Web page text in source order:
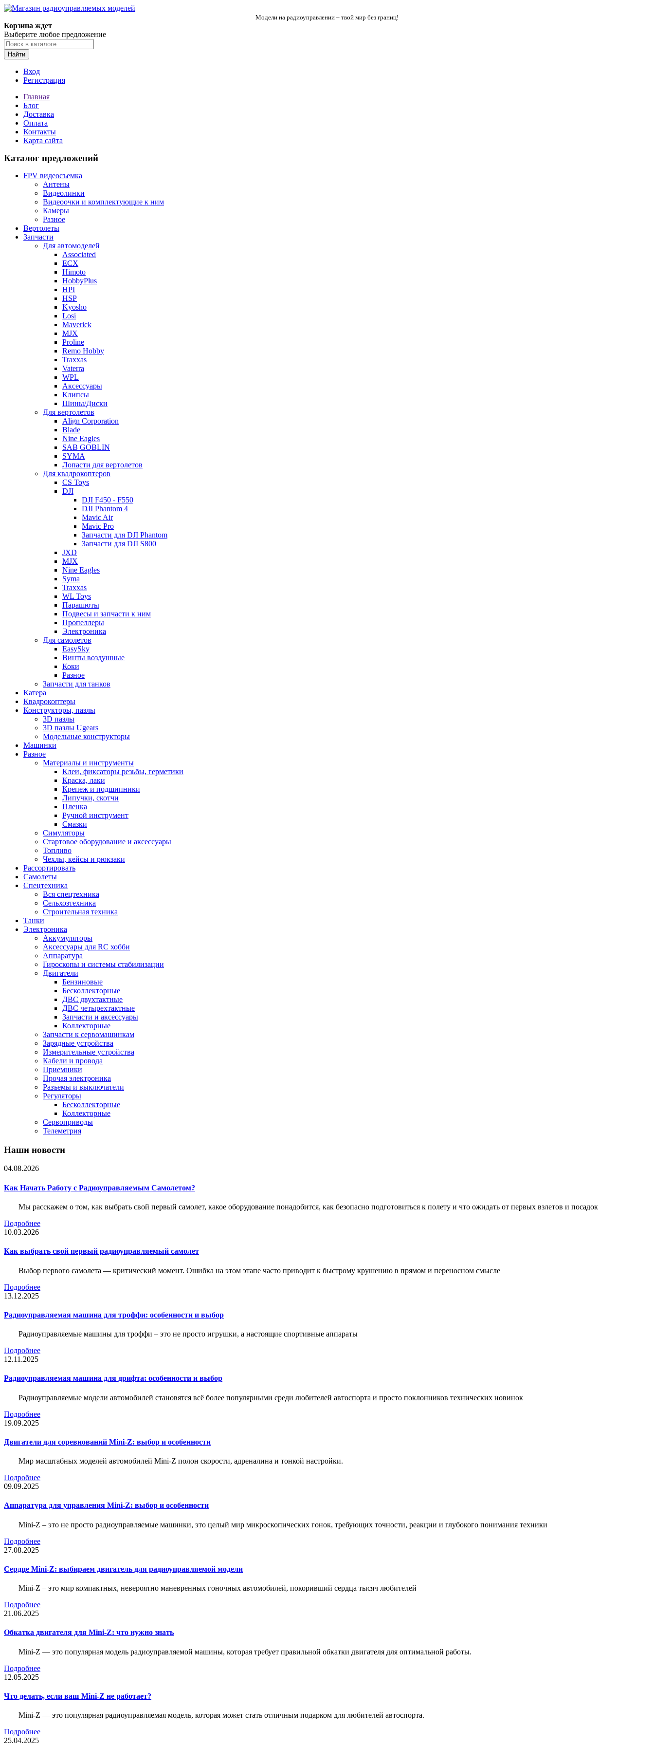
Модели на радиоуправлении – твой мир без границ!
Корзина ждет
Выберите любое предложение
Найти
Вход
Регистрация
Главная
Блог
Доставка
Оплата
Контакты
Карта сайта
Каталог предложений
FPV видеосъемка
Антены
Видеолинки
Видеоочки и комплектующие к ним
Камеры
Разное
Вертолеты
Запчасти
Для автомоделей
Associated
ECX
Himoto
HobbyPlus
HPI
HSP
Kyosho
Losi
Maverick
MJX
Proline
Remo Hobby
Traxxas
Vaterra
WPL
Аксессуары
Клипсы
Шины/Диски
Для вертолетов
Align Corporation
Blade
Nine Eagles
SAB GOBLIN
SYMA
Лопасти для вертолетов
Для квадрокоптеров
CS Toys
DJI
DJI F450 - F550
DJI Phantom 4
Mavic Air
Mavic Pro
Запчасти для DJI Phantom
Запчасти для DJI S800
JXD
MJX
Nine Eagles
Syma
Traxxas
WL Toys
Парашюты
Подвесы и запчасти к ним
Пропеллеры
Электроника
Для самолетов
EasySky
Винты воздушные
Коки
Разное
Запчасти для танков
Катера
Квадрокоптеры
Конструкторы, пазлы
3D пазлы
3D пазлы Ugears
Модельные конструкторы
Машинки
Разное
Материалы и инструменты
Клеи, фиксаторы резьбы, герметики
Краска, лаки
Крепеж и подшипники
Липучки, скотчи
Пленка
Ручной инструмент
Смазки
Симуляторы
Стартовое оборудование и аксессуары
Топливо
Чехлы, кейсы и рюкзаки
Рассортировать
Самолеты
Спецтехника
Вся спецтехника
Сельхозтехника
Строительная техника
Танки
Электроника
Аккумуляторы
Аксессуары для RC хобби
Аппаратура
Гироскопы и системы стабилизации
Двигатели
Бензиновые
Бесколлекторные
ДВС двухтактные
ДВС четырехтактные
Запчасти и аксессуары
Коллекторные
Запчасти к сервомашинкам
Зарядные устройства
Измерительные устройства
Кабели и провода
Приемники
Прочая электроника
Разъемы и выключатели
Регуляторы
Бесколлекторные
Коллекторные
Сервоприводы
Телеметрия
Наши новости
04.08.2026
Как Начать Работу с Радиоуправляемым Самолетом?
Мы расскажем о том, как выбрать свой первый самолет, какое оборудование понадобится, как безопасно подготовиться к полету и что ожидать от первых взлетов и посадок
Подробнее
10.03.2026
Как выбрать свой первый радиоуправляемый самолет
Выбор первого самолета — критический момент. Ошибка на этом этапе часто приводит к быстрому крушению в прямом и переносном смысле
Подробнее
13.12.2025
Радиоуправляемая машина для троффи: особенности и выбор
Радиоуправляемые машины для троффи – это не просто игрушки, а настоящие спортивные аппараты
Подробнее
12.11.2025
Радиоуправляемая машина для дрифта: особенности и выбор
Радиоуправляемые модели автомобилей становятся всё более популярными среди любителей автоспорта и просто поклонников технических новинок
Подробнее
19.09.2025
Двигатели для соревнований Mini-Z: выбор и особенности
Мир масштабных моделей автомобилей Mini-Z полон скорости, адреналина и тонкой настройки.
Подробнее
09.09.2025
Аппаратура для управления Mini-Z: выбор и особенности
Mini-Z – это не просто радиоуправляемые машинки, это целый мир микроскопических гонок, требующих точности, реакции и глубокого понимания техники
Подробнее
27.08.2025
Сердце Mini-Z: выбираем двигатель для радиоуправляемой модели
Mini-Z – это мир компактных, невероятно маневренных гоночных автомобилей, покоривший сердца тысяч любителей
Подробнее
21.06.2025
Обкатка двигателя для Mini-Z: что нужно знать
Mini-Z — это популярная модель радиоуправляемой машины, которая требует правильной обкатки двигателя для оптимальной работы.
Подробнее
12.05.2025
Что делать, если ваш Mini-Z не работает?
Mini-Z — это популярная радиоуправляемая модель, которая может стать отличным подарком для любителей автоспорта.
Подробнее
25.04.2025